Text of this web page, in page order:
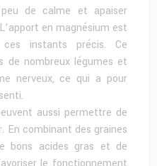
de calme et apaiser
en magnésium est
instants précis. Ce
de nombreux légumes et
nerveux, ce qui a pour
aussi permettre de
En combinant des graines
bons acides gras et de